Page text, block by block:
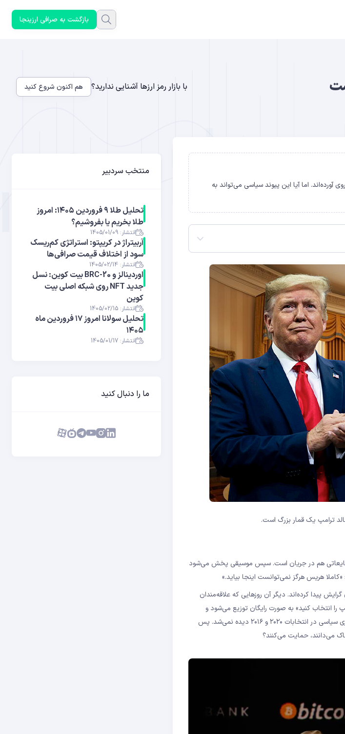
بازگشت به صرافی ارزینجا
با بازار رمز ارزها آشنایی ندارید؟ هم اکنون شروع کنید
ترامپ روی آورده‌اند. اما آیا این پیوند سیاسی می‌تواند به
ترامپ یک قمار بزرگ است.
است. شایعاتی هم در جریان است. سپس موسیقی پخش می‌شود
هریس هرگز نمی‌توانست اینجا بیاید.»
پیدا کرده‌اند. دیگر آن روزهایی که علاقه‌مندان
انتخاب کنید» به صورت رایگان توزیع می‌شود و
مدیرعامل بیت کوین مدیا، دیوید بیلی، ترامپ را به‌عنوان رئیس‌جمهور آینده معرفی می‌کند. این جهت‌گیری سیاسی در انتخابات ۲۰۲۰ و ۲۰۱۶ دیده نمی‌شد. پس
می‌دانند، حمایت می‌کنند؟
منتخب سردبیر
تحلیل طلا ۹ فروردین ۱۴۰۵: امروز
طلا بخریم یا بفروشیم؟
انتشار: 1405/01/09
آربیتراژ در کریپتو: استراتژی کم‌ریسک
سود از اختلاف قیمت صرافی‌ها
انتشار: 1405/02/14
اوردینالز و BRC-20 بیت کوین: نسل
جدید NFT روی شبکه اصلی بیت
کوین
انتشار: 1405/02/15
تحلیل سولانا امروز ۱۷ فروردین ماه
۱۴۰۵
انتشار: 1405/01/17
ما را دنبال کنید